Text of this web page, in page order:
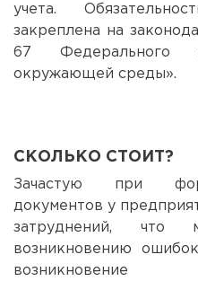
учета.
закреплена на
67 Федерального
окружающей среды».
СКОЛЬКО СТОИТ?
Зачастую при
документов у
затруднений, что
возникновению
возникновение